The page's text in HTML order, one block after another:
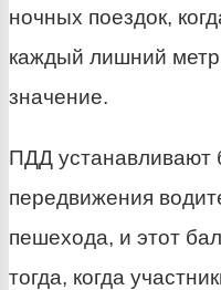
ночных поездок,
каждый лишний
значение.
ПДД устанавливают
передвижения
пешехода, и этот
тогда, когда